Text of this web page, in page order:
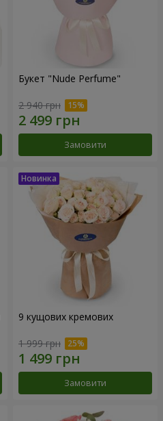
Букет "Nude Perfume"
2 940 грн
Замовити
9 кущових кремових
1 999 грн
Замовити